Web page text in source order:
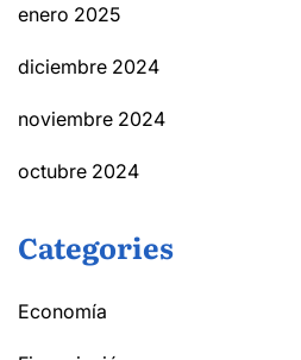
enero 2025
diciembre 2024
noviembre 2024
octubre 2024
Categories
Economía